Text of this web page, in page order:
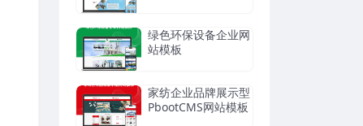
绿色环保设备企业网
站模板
家纺企业品牌展示型
PbootCMS网站模板